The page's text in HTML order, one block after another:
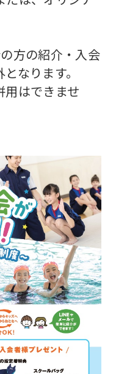
方の紹介・入会
なります。
はできませ